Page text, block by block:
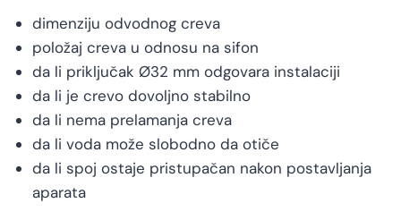
dimenziju odvodnog creva
položaj creva u odnosu na sifon
da li priključak Ø32 mm odgovara instalaciji
da li je crevo dovoljno stabilno
da li nema prelamanja creva
da li voda može slobodno da otiče
da li spoj ostaje pristupačan nakon postavljanja
aparata